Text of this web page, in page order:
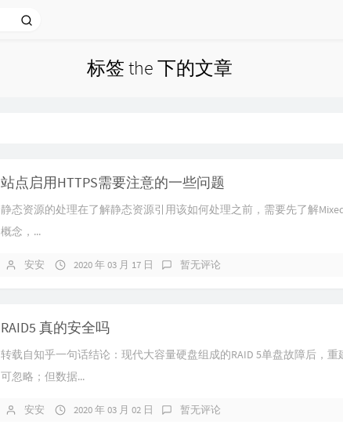
标签 the 下的文章
站点启用HTTPS需要注意的一些问题
静态资源的处理在了解静态资源引用该如何处理之前，需要先了解
概念，...
安安 2020 年 03 月 17 日 暂无评论
RAID5 真的安全吗
转载自知乎一句话结论：现代大容量硬盘组成的RAID 5单盘故障后，
可忽略；但数据...
安安 2020 年 03 月 02 日 暂无评论